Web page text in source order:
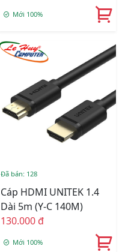
Mới 100%
Đã bán: 128
Cáp HDMI UNITEK 1.4
Dài 5m (Y-C 140M)
130.000 đ
Mới 100%